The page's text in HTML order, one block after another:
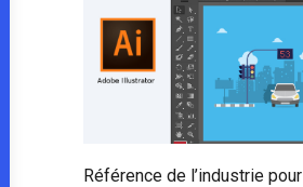
Référence de l’industrie